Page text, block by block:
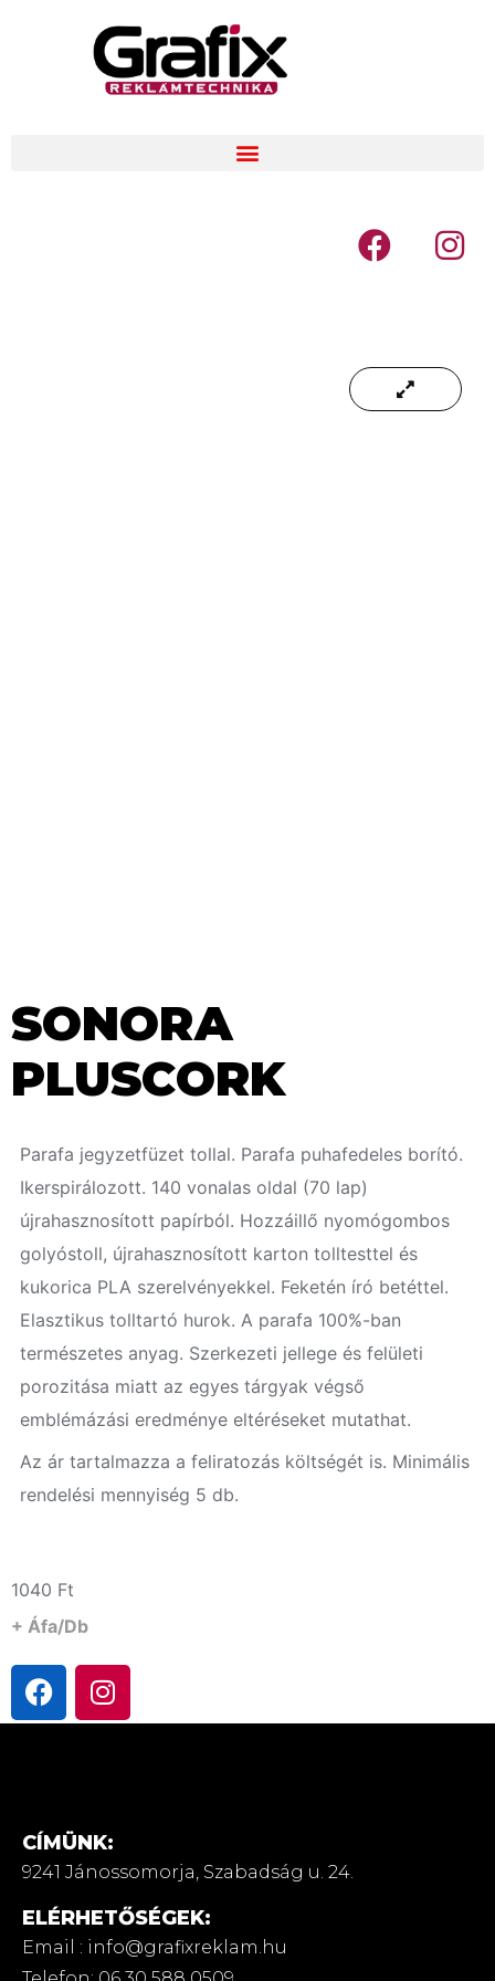
SONORA
PLUSCORK
Parafa jegyzetfüzet tollal. Parafa puhafedeles borító.
Ikerspirálozott. 140 vonalas oldal (70 lap)
újrahasznosított papírból. Hozzáillő nyomógombos
golyóstoll, újrahasznosított karton tolltesttel és
kukorica PLA szerelvényekkel. Feketén író betéttel.
Elasztikus tolltartó hurok. A parafa 100%-ban
természetes anyag. Szerkezeti jellege és felületi
porozitása miatt az egyes tárgyak végső
emblémázási eredménye eltéréseket mutathat.
Az ár tartalmazza a feliratozás költségét is. Minimális
rendelési mennyiség 5 db.
1040 Ft
+ Áfa/db
CÍMÜNK:
9241 Jánossomorja, Szabadság u. 24.
ELÉRHETŐSÉGEK:
Email : info@grafixreklam.hu